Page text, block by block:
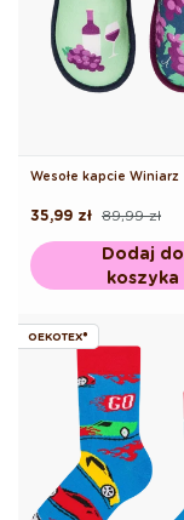
Wesołe kapcie Winiarz
Cena
89,99 zł
Cena
35,99 zł
Dodaj do
koszyka
OEKOTEX®